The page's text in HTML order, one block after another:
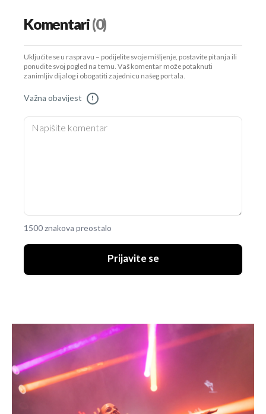
Komentari(0)
Uključite se u raspravu – podijelite svoje mišljenje, postavite pitanja ili
ponudite svoj pogled na temu. Vaš komentar može potaknuti
zanimljiv dijalog i obogatiti zajednicu našeg portala.
Važna obavijest !
1500 znakova preostalo
Prijavite se